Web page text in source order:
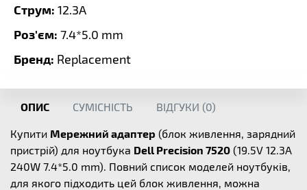
Струм: 12.3A
Роз'єм: 7.4*5.0 mm
Бренд: Replacement
ОПИС СУМІСНІСТЬ ВІДГУКИ (0)
Купити Мережний адаптер (блок живлення, зарядний
пристрій) для ноутбука Dell Precision 7520 (19.5V 12.3A
240W 7.4*5.0 mm). Повний список моделей ноутбуків,
для якого підходить цей блок живлення, можна